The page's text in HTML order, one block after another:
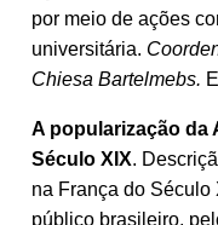
por meio de ações
universitária.
Chiesa Bartelmebs.
A popularização da
Século XIX.
na França do Século
público brasileiro,